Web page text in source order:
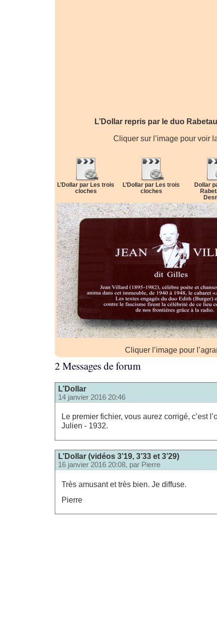
L’Dollar repris par le duo
Cliquer sur l’image pour voir
L’Dollar par Les trois
cloches
L’Dollar par Les trois
cloches
Dollar
Cliquer l’image pour
2 Messages de forum
L’Dollar
14 janvier 2016 20:46
Le premier fichier, vous aurez corrigé, c’est
Julien - 1932.
L’Dollar (vidéos 3’19, 3’33 et 3’29)
16 janvier 2016 20:08, par Pierre
Très amusant et très bien. Je diffuse.
Pierre